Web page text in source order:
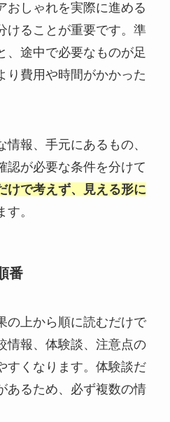
おしゃれを実際に進める
けることが重要です。準
、途中で必要なものが足
り費用や時間がかかった
報、手元にあるもの、
認が必要な条件を分けて
けで考えず、見える形に
。
番
の上から順に読むだけで
情報、体験談、注意点の
すくなります。体験談だ
あるため、必ず複数の情